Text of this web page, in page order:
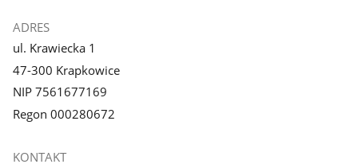
ADRES
ul. Krawiecka 1
47-300 Krapkowice
NIP 7561677169
Regon 000280672
KONTAKT